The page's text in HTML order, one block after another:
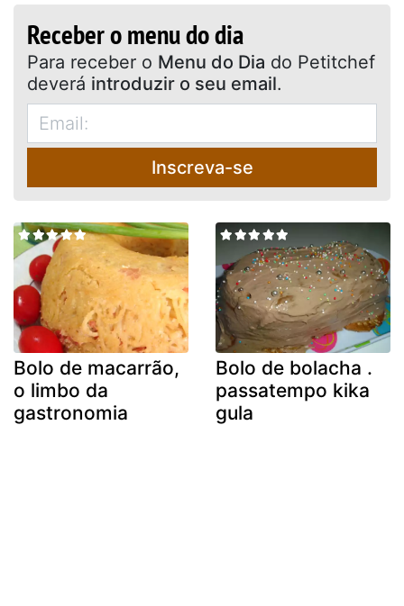
Receber o menu do dia
Para receber o Menu do Dia do Petitchef
deverá introduzir o seu email.
Inscreva-se
Bolo de macarrão,
o limbo da
gastronomia
Bolo de bolacha .
passatempo kika
gula